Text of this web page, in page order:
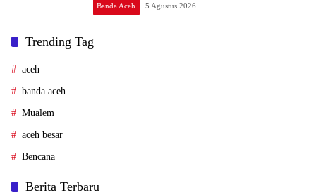
Banda Aceh 5 Agustus 2026
Trending Tag
aceh
banda aceh
Mualem
aceh besar
Bencana
Berita Terbaru